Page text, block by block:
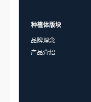
种植体版块
品牌理念
产品介绍